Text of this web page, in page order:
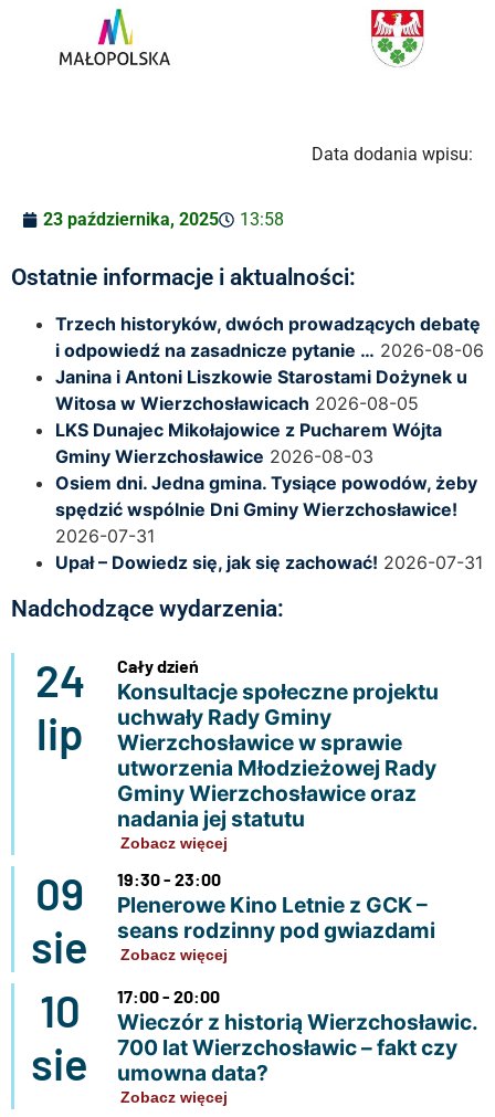
Data dodania wpisu:
23 października, 2025 13:58
Ostatnie informacje i aktualności:
Trzech historyków, dwóch prowadzących debatę
i odpowiedź na zasadnicze pytanie … 2026-08-06
Janina i Antoni Liszkowie Starostami Dożynek u
Witosa w Wierzchosławicach 2026-08-05
LKS Dunajec Mikołajowice z Pucharem Wójta
Gminy Wierzchosławice 2026-08-03
Osiem dni. Jedna gmina. Tysiące powodów, żeby
spędzić wspólnie Dni Gminy Wierzchosławice!
2026-07-31
Upał – Dowiedz się, jak się zachować! 2026-07-31
Nadchodzące wydarzenia:
24
lip
Cały dzień
Konsultacje społeczne projektu
uchwały Rady Gminy
Wierzchosławice w sprawie
utworzenia Młodzieżowej Rady
Gminy Wierzchosławice oraz
nadania jej statutu
Zobacz więcej
09
sie
19:30 - 23:00
Plenerowe Kino Letnie z GCK –
seans rodzinny pod gwiazdami
Zobacz więcej
10
sie
17:00 - 20:00
Wieczór z historią Wierzchosławic.
700 lat Wierzchosławic – fakt czy
umowna data?
Zobacz więcej